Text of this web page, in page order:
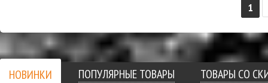
1
НОВИНКИ ПОПУЛЯРНЫЕ ТОВАРЫ ТОВАРЫ СО